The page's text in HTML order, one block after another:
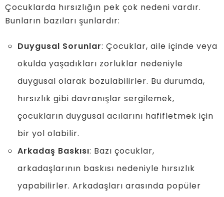
Çocuklarda hırsızlığın pek çok nedeni vardır.
Bunların bazıları şunlardır:
Duygusal Sorunlar: Çocuklar, aile içinde veya
okulda yaşadıkları zorluklar nedeniyle
duygusal olarak bozulabilirler. Bu durumda,
hırsızlık gibi davranışlar sergilemek,
çocukların duygusal acılarını hafifletmek için
bir yol olabilir.
Arkadaş Baskısı: Bazı çocuklar,
arkadaşlarının baskısı nedeniyle hırsızlık
yapabilirler. Arkadaşları arasında popüler